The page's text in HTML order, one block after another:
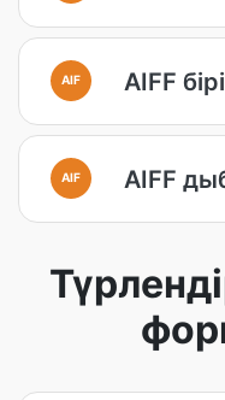
AIF AIFF
AIF AIFF